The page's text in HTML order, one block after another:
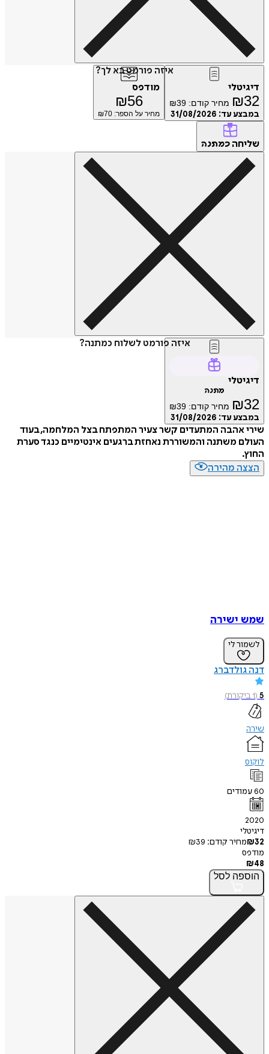
איזה פורמט בא לך?
דיגיטלי
₪32 מחיר קודם: ₪39
במבצע עד: 31/08/2026
מודפס
₪56
מחיר על הספר: ₪ 70
שליחה כמתנה
איזה פורמט לשלוח כמתנה?
דיגיטלי
מתנה
₪32 מחיר קודם: ₪39
במבצע עד: 31/08/2026
שירי אהבה המתעדים קשר צעיר המתפתח בצל המלחמה, בעוד
העולם משתנה והמשוררת נאחזת ברגעים אינטימיים כנגד סערת
החוץ.
הצצה מהירה
שמש ישירה
לשמור לי
דנה גולדברג
5
(
1ביקורת)
שירה
לוקוס
60עמודים
2020
דיגיטלי
₪32 מחיר קודם: ₪39
מודפס
₪48
הוספה לסל